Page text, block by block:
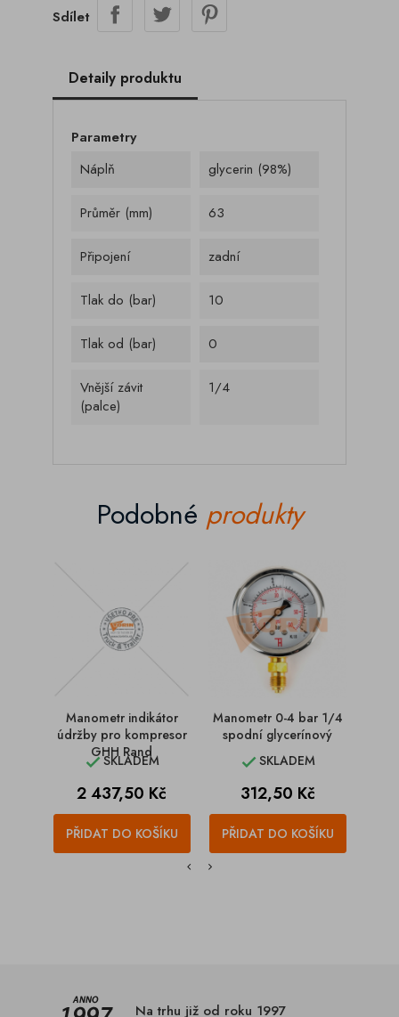
Sdílet
Detaily produktu
Parametry
Náplň
glycerin (98%)
Průměr (mm) 63
Připojení zadní
Tlak do (bar) 10
Tlak od (bar) 0
Vnější závit
(palce)
1/4
Podobné produkty
Manometr indikátor
údržby pro kompresor
GHH Rand
SKLADEM
Cena
2 437,50 Kč
PŘIDAT DO KOŠÍKU
Manometr 0-4 bar 1/4
spodní glycerínový
SKLADEM
Cena
312,50 Kč
PŘIDAT DO KOŠÍKU
Na trhu již od roku 1997